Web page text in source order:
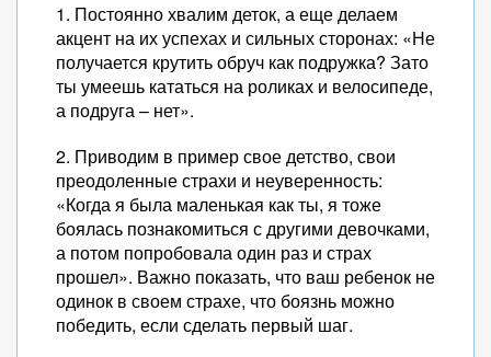
1. Постоянно хвалим деток, а еще делаем
акцент на их успехах и сильных сторонах: «Не
получается крутить обруч как подружка? Зато
ты умеешь кататься на роликах и велосипеде,
а подруга – нет».
2. Приводим в пример свое детство, свои
преодоленные страхи и неуверенность:
«Когда я была маленькая как ты, я тоже
боялась познакомиться с другими девочками,
а потом попробовала один раз и страх
прошел». Важно показать, что ваш ребенок не
одинок в своем страхе, что боязнь можно
победить, если сделать первый шаг.